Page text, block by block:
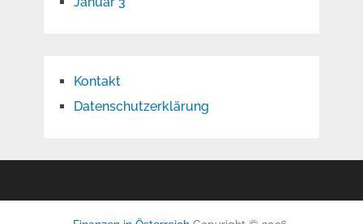
Kontakt
Datenschutzerklärung